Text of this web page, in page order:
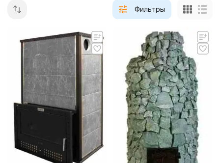
Фильтры